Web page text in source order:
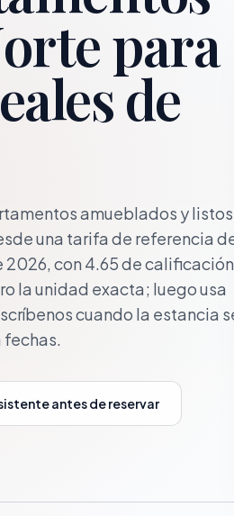
para
de
amueblados y listos
una tarifa de referencia
2026, con 4.65 de calificación
la unidad exacta; luego usa
cuando la estancia
fechas.
antes de reservar